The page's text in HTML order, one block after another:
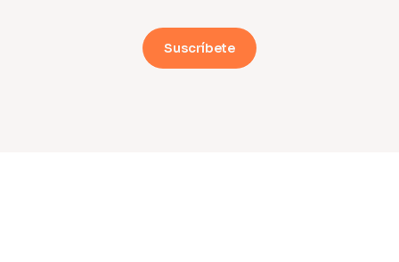
Suscríbete